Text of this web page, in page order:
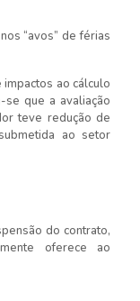
“avos” de férias
ao cálculo
se que a avaliação
teve redução de
ao setor
do contrato,
oferece ao